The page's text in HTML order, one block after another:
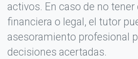
activos. En caso de no tener
financiera o legal, el tutor
asesoramiento profesional
decisiones acertadas.